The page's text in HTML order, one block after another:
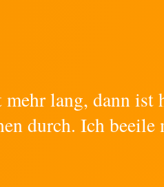
mehr lang, dann
durch. Ich beeile